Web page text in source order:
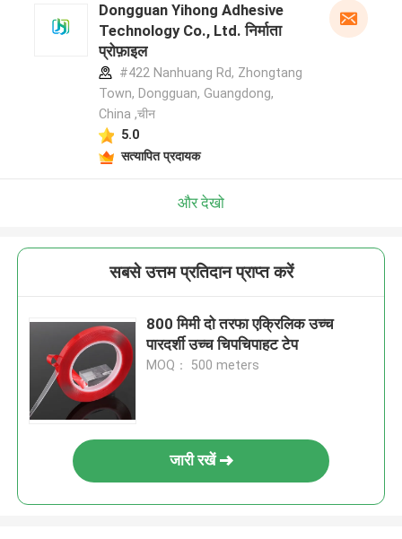
Dongguan Yihong Adhesive
Technology Co., Ltd. निर्माता
प्रोफ़ाइल
#422 Nanhuang Rd, Zhongtang
Town, Dongguan, Guangdong,
China ,चीन
5.0
सत्यापित प्रदायक
और देखो
सबसे उत्तम प्रतिदान प्राप्त करें
800 मिमी दो तरफा एक्रिलिक उच्च
पारदर्शी उच्च चिपचिपाहट टेप
MOQ： 500 meters
जारी रखें